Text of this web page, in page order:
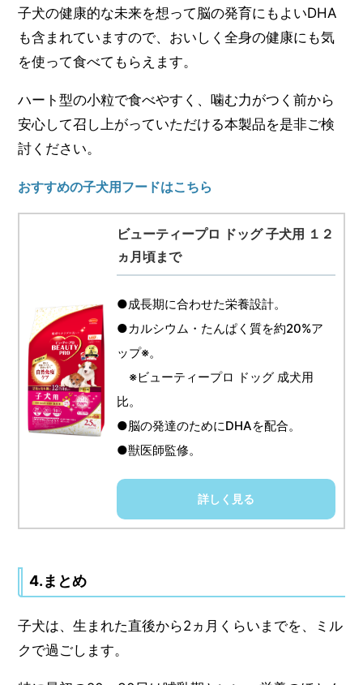
子犬の健康的な未来を想って脳の発育にもよいDHA
も含まれていますので、おいしく全身の健康にも気
を使って食べてもらえます。
ハート型の小粒で食べやすく、噛む力がつく前から
安心して召し上がっていただける本製品を是非ご検
討ください。
おすすめの子犬用フードはこちら
ビューティープロ ドッグ 子犬用 １２
ヵ月頃まで
●成長期に合わせた栄養設計。
●カルシウム・たんぱく質を約20%ア
ップ※。
※ビューティープロ ドッグ 成犬用
比。
●脳の発達のためにDHAを配合。
●獣医師監修。
詳しく見る
4.まとめ
子犬は、生まれた直後から2ヵ月くらいまでを、ミル
クで過ごします。